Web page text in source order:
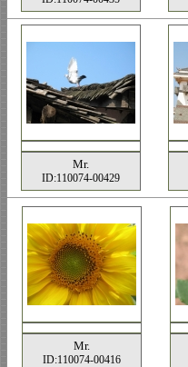
Mr.
ID:110074-00429
Mr.
ID:110074-00416